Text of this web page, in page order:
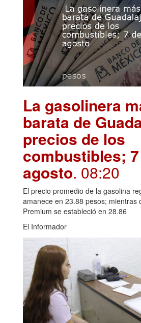
La gasolinera
barata de
precios de los
combustibles;
agosto. 08:20
El precio promedio de la gasolina
amanece en 23.88 pesos; mientras
Premium se estableció en 28.86
El Informador